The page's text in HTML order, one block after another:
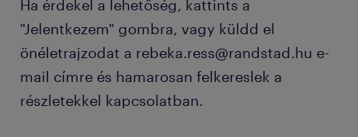
Ha érdekel a lehetőség, kattints a
"Jelentkezem" gombra, vagy küldd el
önéletrajzodat a rebeka.ress@randstad.hu e-
mail címre és hamarosan felkereslek a
részletekkel kapcsolatban.